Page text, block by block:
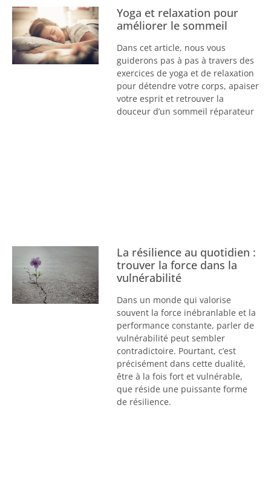
Yoga et relaxation pour
améliorer le sommeil
Dans cet article, nous vous
guiderons pas à pas à travers des
exercices de yoga et de relaxation
pour détendre votre corps, apaiser
votre esprit et retrouver la
douceur d’un sommeil réparateur
La résilience au quotidien :
trouver la force dans la
vulnérabilité
Dans un monde qui valorise
souvent la force inébranlable et la
performance constante, parler de
vulnérabilité peut sembler
contradictoire. Pourtant, c’est
précisément dans cette dualité,
être à la fois fort et vulnérable,
que réside une puissante forme
de résilience.